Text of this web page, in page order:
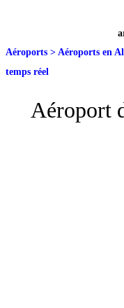
Aéroports > Aéroports en
temps réel
Aéroport